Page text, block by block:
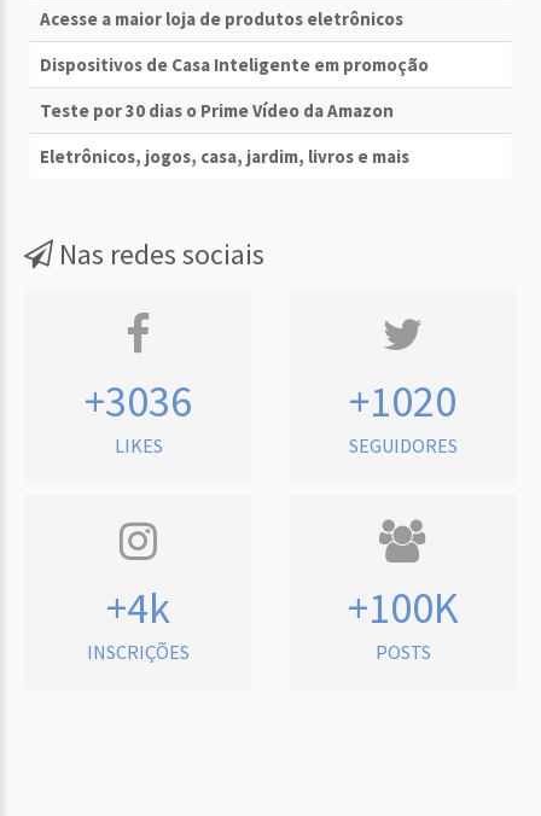
Acesse a maior loja de produtos eletrônicos
Dispositivos de Casa Inteligente em promoção
Teste por 30 dias o Prime Vídeo da Amazon
Eletrônicos, jogos, casa, jardim, livros e mais
Nas redes sociais
+3036
LIKES
+1020
SEGUIDORES
+4k
INSCRIÇÕES
+100K
POSTS